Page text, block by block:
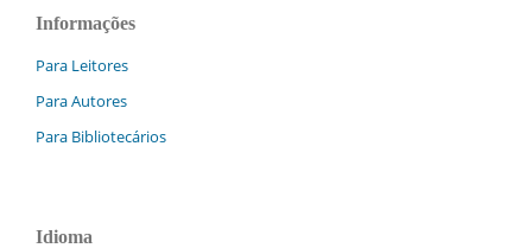
Informações
Para Leitores
Para Autores
Para Bibliotecários
Idioma